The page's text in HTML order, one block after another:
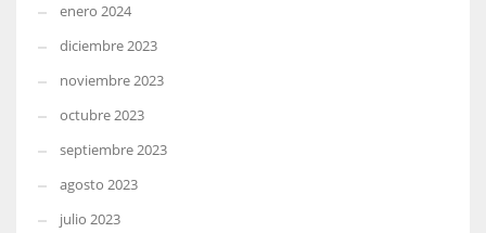
enero 2024
diciembre 2023
noviembre 2023
octubre 2023
septiembre 2023
agosto 2023
julio 2023